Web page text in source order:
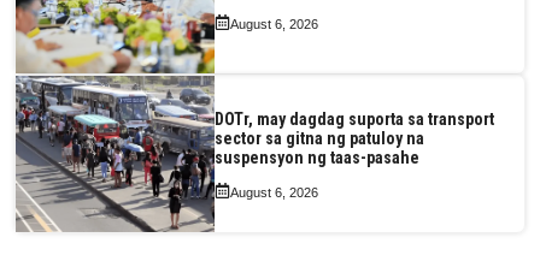
August 6, 2026
DOTr, may dagdag suporta sa transport
sector sa gitna ng patuloy na
suspensyon ng taas-pasahe
August 6, 2026